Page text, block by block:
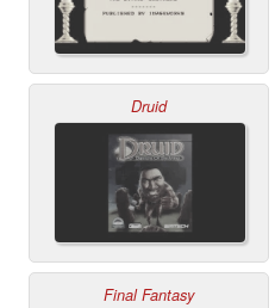
Druid
Final Fantasy